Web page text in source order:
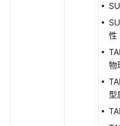
性
物
型